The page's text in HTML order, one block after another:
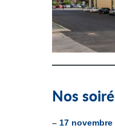
Nos
– 17 novembre